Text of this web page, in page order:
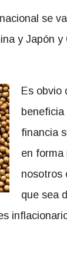
se
y Japón
Es obvio
financia
en forma
nosotros
que sea